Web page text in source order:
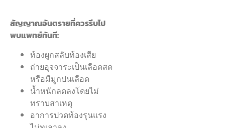
สัญญาณอันตรายที่ควรรีบไป
พบแพทย์ทันที:
ท้องผูกสลับท้องเสีย
ถ่ายอุจจาระเป็นเลือดสด
หรือมีมูกปนเลือด
น้ำหนักลดลงโดยไม่
ทราบสาเหตุ
อาการปวดท้องรุนแรง